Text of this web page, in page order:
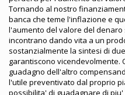
Tornando al nostro
banca che teme l'inflazione e
l'aumento del valore del
incontrano dando vita a un
sostanzialmente la sintesi di
garantiscono vicendevolmente.
guadagno dell'altro
l'utile preventivato dal proprio
possibilita' di guadagnare di